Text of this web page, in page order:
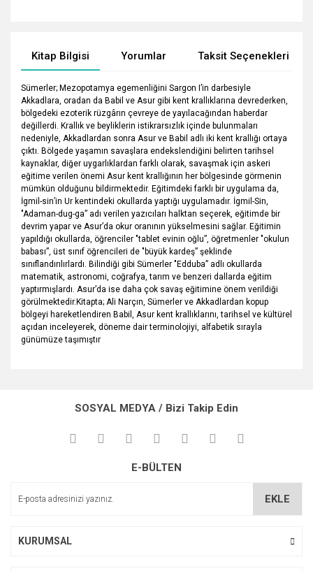
Kitap Bilgisi Yorumlar Taksit Seçenekleri
Sümerler; Mezopotamya egemenliğini Sargon I’in darbesiyle
Akkadlara, oradan da Babil ve Asur gibi kent krallıklarına devrederken,
bölgedeki ezoterik rüzgârın çevreye de yayılacağından haberdar
değillerdi. Krallık ve beyliklerin istikrarsızlık içinde bulunmaları
nedeniyle, Akkadlardan sonra Asur ve Babil adlı iki kent krallığı ortaya
çıktı. Bölgede yaşamın savaşlara endekslendiğini belirten tarihsel
kaynaklar, diğer uygarlıklardan farklı olarak, savaşmak için askeri
eğitime verilen önemi Asur kent krallığının her bölgesinde görmenin
mümkün olduğunu bildirmektedir. Eğitimdeki farklı bir uygulama da,
İgmil-sin’in Ur kentindeki okullarda yaptığı uygulamadır. İgmil-Sin,
"Adaman-dug-ga” adı verilen yazıcıları halktan seçerek, eğitimde bir
devrim yapar ve Asur’da okur oranının yükselmesini sağlar. Eğitimin
yapıldığı okullarda, öğrenciler "tablet evinin oğlu”, öğretmenler "okulun
babası”, üst sınıf öğrencileri de "büyük kardeş” şeklinde
sınıflandırılırlardı. Bilindiği gibi Sümerler "Edduba” adlı okullarda
matematik, astronomi, coğrafya, tarım ve benzeri dallarda eğitim
yaptırmışlardı. Asur’da ise daha çok savaş eğitimine önem verildiği
görülmektedir.Kitapta; Ali Narçın, Sümerler ve Akkadlardan kopup
bölgeyi hareketlendiren Babil, Asur kent krallıklarını, tarihsel ve kültürel
açıdan inceleyerek, döneme dair terminolojiyi, alfabetik sırayla
günümüze taşımıştır
kullanarak tarafımıza iletebilirsiniz.
Görüş ve önerileriniz için teşekkür ederiz.
Ürün açıklamasında eksik bilgiler bulunuyor.
SOSYAL MEDYA / Bizi Takip Edin
E-BÜLTEN
EKLE
KURUMSAL